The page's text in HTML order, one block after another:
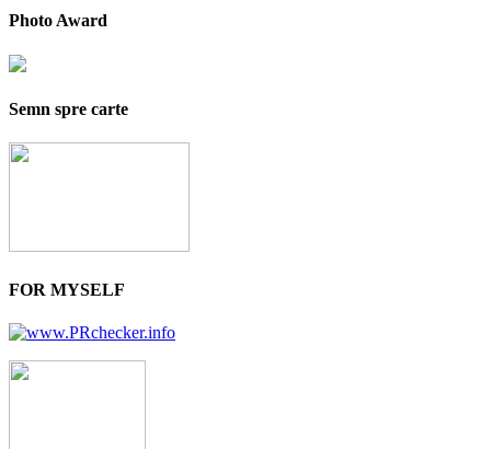
Photo Award
Semn spre carte
FOR MYSELF